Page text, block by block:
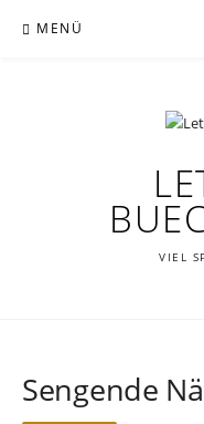
Inhalt MENÜ
VIEL
Sengende